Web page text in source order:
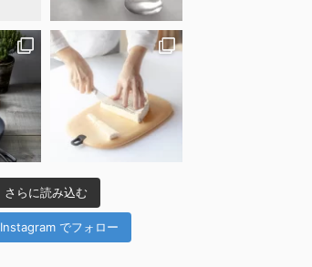
さらに読み込む
Instagram でフォロー